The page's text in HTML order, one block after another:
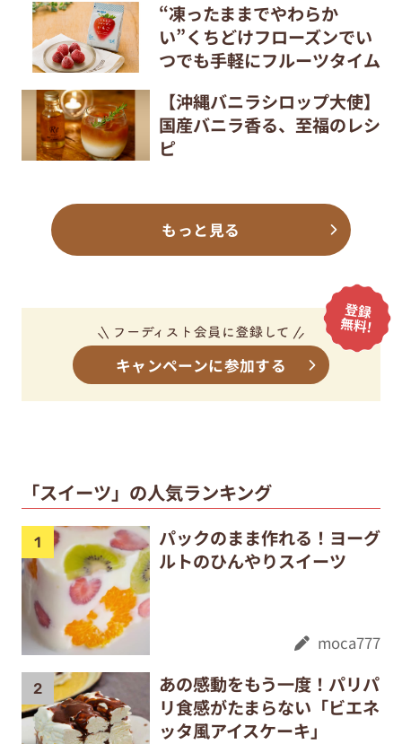
“凍ったままでやわらか
い”くちどけフローズンでい
つでも手軽にフルーツタイム
【沖縄バニラシロップ大使】
国産バニラ香る、至福のレシ
ピ
もっと見る
キャンペーンに参加する
「スイーツ」の人気ランキング
パックのまま作れる！ヨーグ
ルトのひんやりスイーツ
moca777
あの感動をもう一度！パリパ
リ食感がたまらない「ビエネ
ッタ風アイスケーキ」